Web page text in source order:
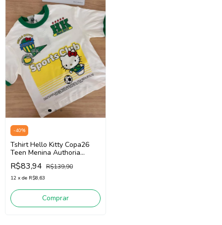
-40%
Tshirt Hello Kitty Copa26
Teen Menina Authoria
R6220 (Branco/Verde)
R$83,94 R$139,90
12 x de R$8,63
Comprar